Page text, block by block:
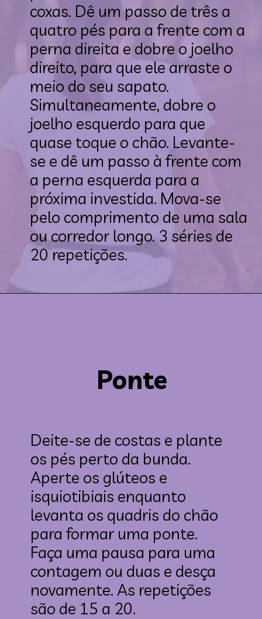
coxas. Dê um passo de três a
quatro pés para a frente com a
perna direita e dobre o joelho
direito, para que ele arraste o
meio do seu sapato.
Simultaneamente, dobre o
joelho esquerdo para que
quase toque o chão. Levante-
se e dê um passo à frente com
a perna esquerda para a
próxima investida. Mova-se
pelo comprimento de uma sala
ou corredor longo. 3 séries de
20 repetições.
Ponte
Deite-se de costas e plante
os pés perto da bunda.
Aperte os glúteos e
isquiotibiais enquanto
levanta os quadris do chão
para formar uma ponte.
Faça uma pausa para uma
contagem ou duas e desça
novamente. As repetições
são de 15 a 20.